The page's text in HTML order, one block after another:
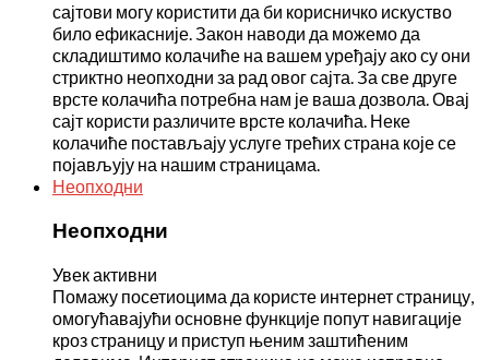
сајтови могу користити да би корисничко искуство
било ефикасније. Закон наводи да можемо да
складиштимо колачиће на вашем уређају ако су они
стриктно неопходни за рад овог сајта. За све друге
врсте колачића потребна нам је ваша дозвола. Овај
сајт користи различите врсте колачића. Неке
колачиће постављају услуге трећих страна које се
појављују на нашим страницама.
Неопходни
Неопходни
Увек активни
Помажу посетиоцима да користе интернет страницу,
омогућавајући основне функције попут навигације
кроз страницу и приступ њеним заштићеним